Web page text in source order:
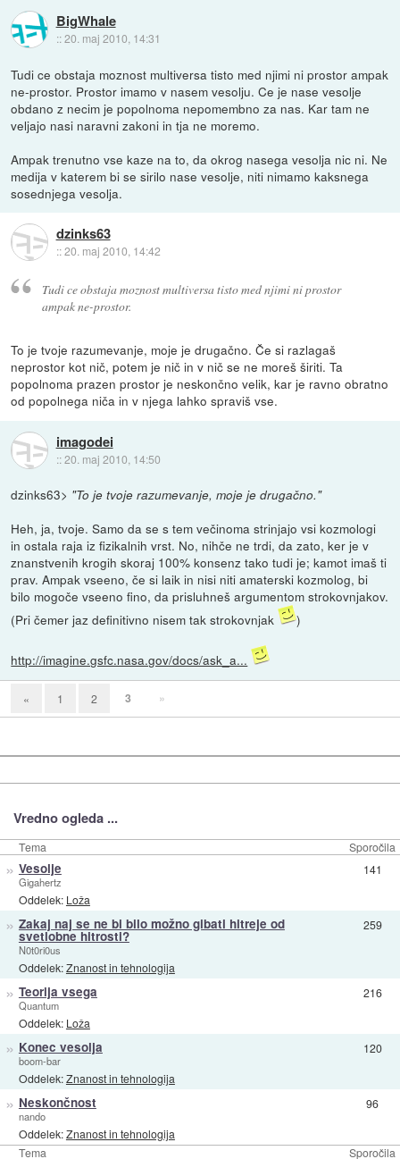
BigWhale
::20. maj 2010, 14:31
Tudi ce obstaja moznost multiversa tisto med njimi ni prostor ampak
ne-prostor. Prostor imamo v nasem vesolju. Ce je nase vesolje
obdano z necim je popolnoma nepomembno za nas. Kar tam ne
veljajo nasi naravni zakoni in tja ne moremo.
Ampak trenutno vse kaze na to, da okrog nasega vesolja nic ni. Ne
medija v katerem bi se sirilo nase vesolje, niti nimamo kaksnega
sosednjega vesolja.
dzinks63
::20. maj 2010, 14:42
Tudi ce obstaja moznost multiversa tisto med njimi ni prostor
ampak ne-prostor.
To je tvoje razumevanje, moje je drugačno. Če si razlagaš
neprostor kot nič, potem je nič in v nič se ne moreš širiti. Ta
popolnoma prazen prostor je neskončno velik, kar je ravno obratno
od popolnega niča in v njega lahko spraviš vse.
imagodei
::20. maj 2010, 14:50
dzinks63> "To je tvoje razumevanje, moje je drugačno."
Heh, ja, tvoje. Samo da se s tem večinoma strinjajo vsi kozmologi
in ostala raja iz fizikalnih vrst. No, nihče ne trdi, da zato, ker je v
znanstvenih krogih skoraj 100% konsenz tako tudi je; kamot imaš ti
prav. Ampak vseeno, če si laik in nisi niti amaterski kozmolog, bi
bilo mogoče vseeno fino, da prisluhneš argumentom strokovnjakov.
(Pri čemer jaz definitivno nisem tak strokovnjak
)
http://imagine.gsfc.nasa.gov/docs/ask_a...
« 1 2 3 »
Vredno ogleda ...
Tema Sporočila
Tema Sporočila
» Vesolje
Gigahertz
Oddelek: Loža
141
» Zakaj naj se ne bi bilo možno gibati hitreje od
svetlobne hitrosti?
N0t0ri0us
Oddelek:Znanost in tehnologija
259
» Teorija vsega
Quantum
Oddelek: Loža
216
» Konec vesolja
boom-bar
Oddelek:Znanost in tehnologija
120
» Neskončnost
nando
Oddelek:Znanost in tehnologija
96